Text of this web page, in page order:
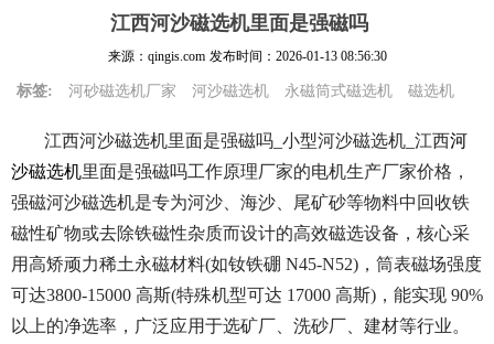
江西河沙磁选机里面是强磁吗
来源：qingis.com 发布时间： 2026-01-13 08:56:30
标签: 河砂磁选机厂家 河沙磁选机 永磁筒式磁选机 磁选机
江西河沙磁选机里面是强磁吗_小型河沙磁选机_江西河
沙磁选机里面是强磁吗工作原理厂家的电机生产厂家价格，
强磁河沙磁选机是专为河沙、海沙、尾矿砂等物料中回收铁
磁性矿物或去除铁磁性杂质而设计的高效磁选设备，核心采
用高矫顽力稀土永磁材料(如钕铁硼 N45-N52)，筒表磁场强度
可达3800-15000 高斯(特殊机型可达 17000 高斯)，能实现 90%
以上的净选率，广泛应用于选矿厂、洗砂厂、建材等行业。